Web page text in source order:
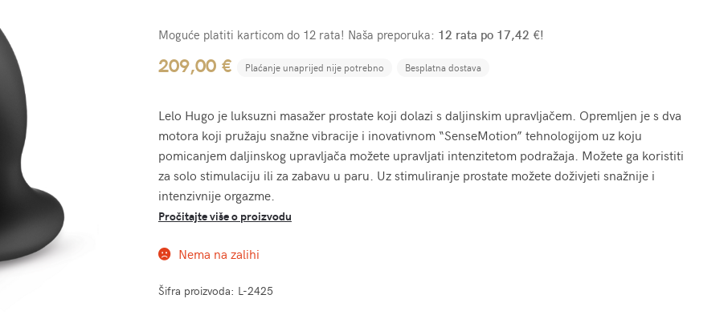
Moguće platiti karticom do 12 rata! Naša preporuka: 12 rata po 17,42 €!
209,00 € Plaćanje unaprijed nije potrebno Besplatna dostava
Lelo Hugo je luksuzni masažer prostate koji dolazi s daljinskim upravljačem. Opremljen je s dva
motora koji pružaju snažne vibracije i inovativnom “SenseMotion” tehnologijom uz koju
pomicanjem daljinskog upravljača možete upravljati intenzitetom podražaja. Možete ga koristiti
za solo stimulaciju ili za zabavu u paru. Uz stimuliranje prostate možete doživjeti snažnije i
intenzivnije orgazme.
Pročitajte više o proizvodu
Nema na zalihi
Šifra proizvoda: L-2425